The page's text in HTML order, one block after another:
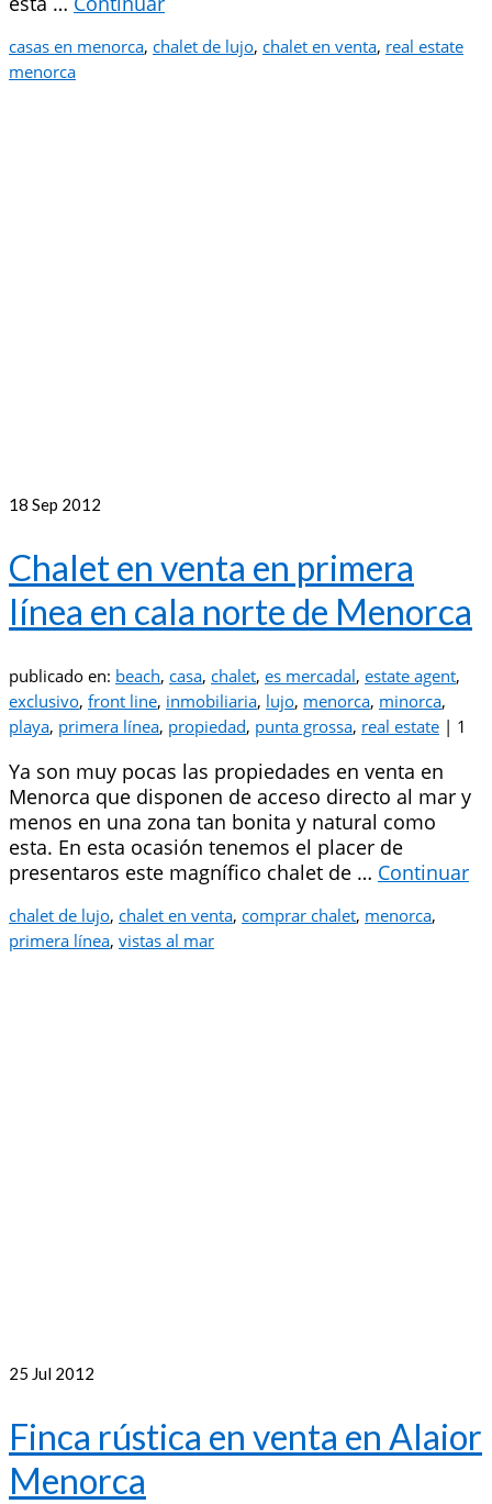
casas en menorca, chalet de lujo, chalet en venta, real estate
menorca
18 Sep 2012
Chalet en venta en primera
línea en cala norte de Menorca
publicado en: beach, casa, chalet, es mercadal, estate agent,
exclusivo, front line, inmobiliaria, lujo, menorca, minorca,
playa, primera línea, propiedad, punta grossa, real estate | 1
Ya son muy pocas las propiedades en venta en
Menorca que disponen de acceso directo al mar y
menos en una zona tan bonita y natural como
esta. En esta ocasión tenemos el placer de
presentaros este magnífico chalet de … Continuar
chalet de lujo, chalet en venta, comprar chalet, menorca,
primera línea, vistas al mar
25 Jul 2012
Finca rústica en venta en Alaior
Menorca